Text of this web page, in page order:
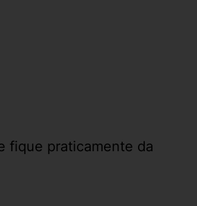
fique praticamente da